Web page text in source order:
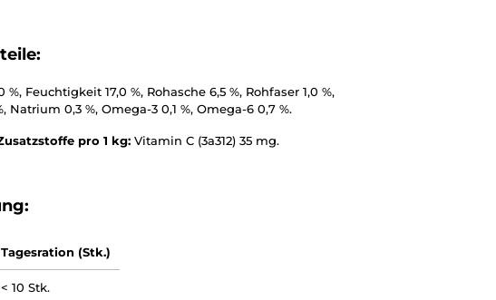
Feuchtigkeit 17,0 %, Rohasche 6,5 %, Rohfaser 1,0 %,
Natrium 0,3 %, Omega-3 0,1 %, Omega-6 0,7 %.
pro 1 kg: Vitamin C (3a312) 35 mg.
Tagesration (Stk.)
< 10 Stk.